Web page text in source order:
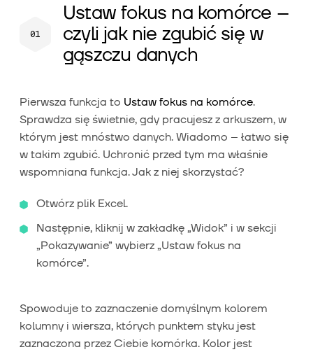
Ustaw fokus na komórce –
czyli jak nie zgubić się w
gąszczu danych
Pierwsza funkcja to Ustaw fokus na komórce.
Sprawdza się świetnie, gdy pracujesz z arkuszem, w
którym jest mnóstwo danych. Wiadomo – łatwo się
w takim zgubić. Uchronić przed tym ma właśnie
wspomniana funkcja. Jak z niej skorzystać?
Otwórz plik Excel.
Następnie, kliknij w zakładkę „Widok” i w sekcji
„Pokazywanie” wybierz „Ustaw fokus na
komórce”.
Spowoduje to zaznaczenie domyślnym kolorem
kolumny i wiersza, których punktem styku jest
zaznaczona przez Ciebie komórka. Kolor jest